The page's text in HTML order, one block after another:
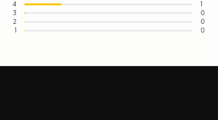
4
1
3
0
2
0
1
0